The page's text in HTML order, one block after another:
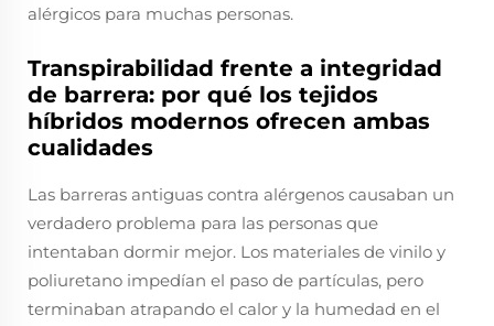
alérgicos para muchas personas.
Transpirabilidad frente a integridad
de barrera: por qué los tejidos
híbridos modernos ofrecen ambas
cualidades
Las barreras antiguas contra alérgenos causaban un
verdadero problema para las personas que
intentaban dormir mejor. Los materiales de vinilo y
poliuretano impedían el paso de partículas, pero
terminaban atrapando el calor y la humedad en el